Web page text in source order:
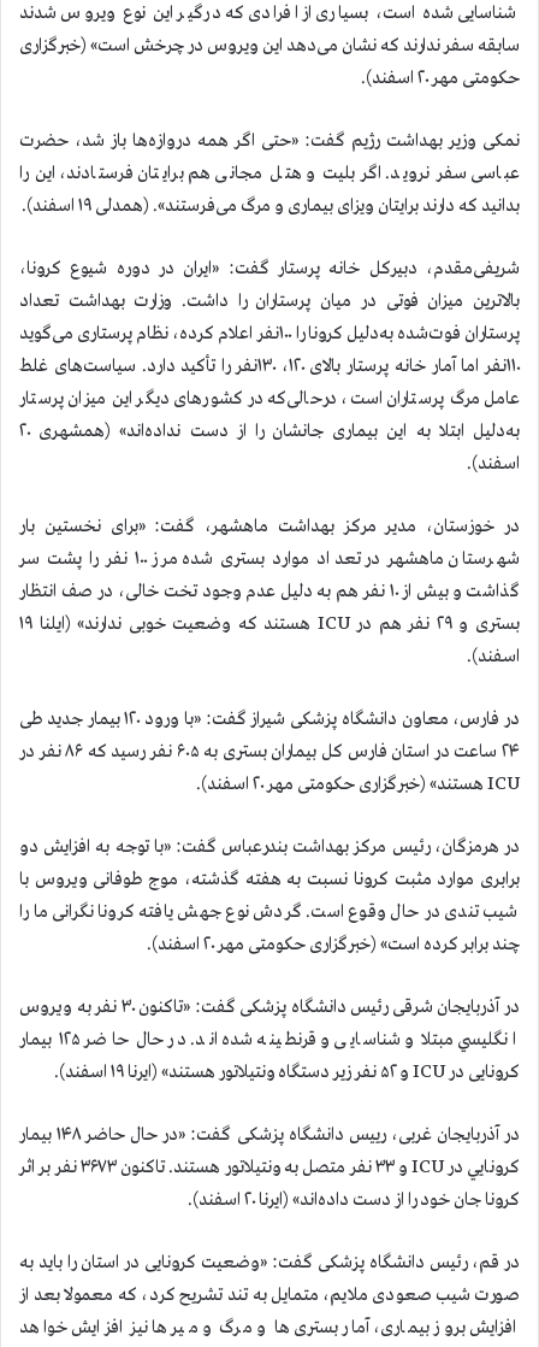
شناسایی شده است، بسیاری از افرادی که درگیر این نوع ویروس شدند
سابقه سفر ندارند که نشان می‌دهد این ویروس در چرخش است» (خبرگزاری
حکومتی مهر ۲۰ اسفند).
نمکی وزیر بهداشت رژیم گفت: «حتی اگر همه دروازه‌ها باز شد، حضرت
عباسی سفر نروید. اگر بلیت و هتل مجانی هم برایتان فرستادند، این را
بدانید که دارند برایتان ویزای بیماری و مرگ می‌فرستند». (همدلی ۱۹ اسفند).
شریفی‌مقدم، دبیرکل خانه پرستار گفت: «ایران در دوره شیوع کرونا،
بالاترین میزان فوتی در میان پرستاران را داشت. وزارت بهداشت تعداد
پرستاران فوت‌شده به‌دلیل کرونا را ۱۰۰نفر اعلام کرده، نظام پرستاری می‌گوید
۱۱۰نفر اما آمار خانه پرستار بالای ۱۲۰، ۱۳۰نفر را تأکید دارد. سیاست‌های غلط
عامل مرگ پرستاران است، درحالی‌که در کشورهای دیگر این میزان پرستار
به‌دلیل ابتلا به این بیماری جانشان را از دست نداده‌اند» (همشهری ۲۰
اسفند).
در خوزستان، مدیر مرکز بهداشت ماهشهر، گفت: «برای نخستین بار
شهرستان ماهشهر در تعداد موارد بستری شده مرز ۱۰۰ نفر را پشت سر
گذاشت و بیش از ۱۰ نفر هم به دلیل عدم وجود تخت خالی، در صف انتظار
بستری و ۲۹ نفر هم در ICU هستند که وضعیت خوبی ندارند» (ایلنا ۱۹
اسفند).
در فارس، معاون دانشگاه پزشکی شیراز گفت: «با ورود ۱۲۰ بیمار جدید طی
۲۴ ساعت در استان فارس کل بیماران بستری به ۶۰۵ نفر رسید که ۸۶ نفر در
ICU هستند» (خبرگزاری حکومتی مهر ۲۰ اسفند).
در هرمزگان، رئیس مرکز بهداشت بندرعباس گفت: «با توجه به افزایش دو
برابری موارد مثبت کرونا نسبت به هفته گذشته، موج طوفانی ويروس با
شیب تندی در حال وقوع است. گردش نوع جهش یافته کرونا نگرانی ما را
چند برابر کرده است» (خبرگزاری حکومتی مهر ۲۰ اسفند).
در آذربایجان شرقی رئیس دانشگاه پزشکی گفت: «تاکنون ۳۰ نفر به ويروس
انگليسي مبتلا و شناسایی و قرنطینه شده اند. در حال حاضر ۱۲۵ بیمار
کرونایی در ICU و ۵۲ نفر زیر دستگاه ونتیلاتور هستند» (ایرنا ۱۹ اسفند).
در آذربایجان غربی، رییس دانشگاه پزشکی گفت: «در حال حاضر ۱۴۸ بيمار
كرونايي در ICU و ۳۳ نفر متصل به ونتیلاتور هستند. تاکنون ۳۶۷۳ نفر بر اثر
كرونا جان خود را از دست داده‌اند» (ایرنا ۲۰ اسفند).
در قم، رئیس دانشگاه پزشکی گفت: «وضعیت کرونایی در استان را باید به
صورت شیب صعودی ملایم، متمایل به تند تشریح کرد، که معمولا بعد از
افزایش بروز بیماری، آمار بستری ها و مرگ و میرها نیز افزایش خواهد